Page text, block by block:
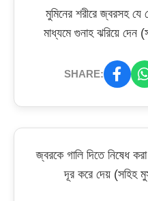
মুমিনের শরীরে জ্বরসহ
মাধ্যমে গুনাহ ঝরিয়ে দেন
SHARE:
জ্বরকে গালি দিতে নিষেধ
দূর করে দেয় (সহিহ